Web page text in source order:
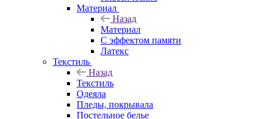
Материал
Назад
Материал
С эффектом памяти
Латекс
Текстиль
Назад
Текстиль
Одеяла
Пледы, покрывала
Постельное белье